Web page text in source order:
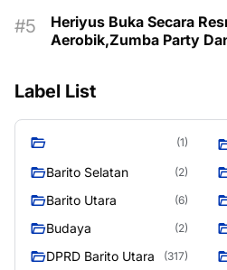
Heriyus Buka Secara
Aerobik,Zumba Party
Label List
(1)
Barito Selatan (2)
Barito Utara (6)
Budaya (2)
DPRD Barito Utara (317)